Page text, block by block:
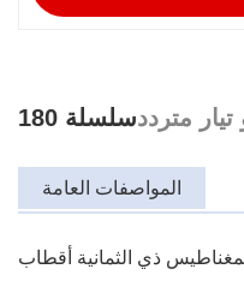
متردد
المواصفات العامة
ذي الثمانية أقطاب